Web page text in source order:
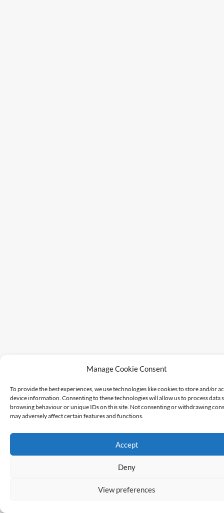
Manage Cookie Consent
To provide the best experiences, we use technologies like cookies to store and/or
device information. Consenting to these technologies will allow us to process data
browsing behaviour or unique IDs on this site. Not consenting or withdrawing
may adversely affect certain features and functions.
Accept
Deny
View preferences